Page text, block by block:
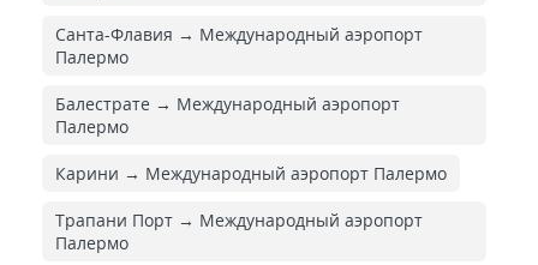
Санта-Флавия → Международный аэропорт
Палермо
Балестрате → Международный аэропорт
Палермо
Карини → Международный аэропорт Палермо
Трапани Порт → Международный аэропорт
Палермо